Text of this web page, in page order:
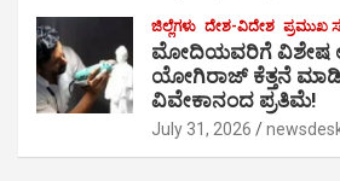
ಜಿಲ್ಲೆಗಳು ದೇಶ-ವಿದೇಶ ಪ್ರಮುಖ
ಮೋದಿಯವರಿಗೆ ವಿಶೇಷ
ಯೋಗಿರಾಜ್ ಕೆತ್ತನೆ
ವಿವೇಕಾನಂದ ಪ್ರತಿಮೆ!
July 31, 2026